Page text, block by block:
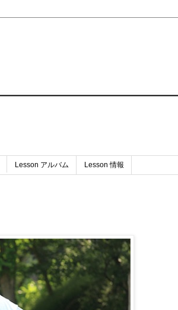
Lesson アルバム Lesson 情報